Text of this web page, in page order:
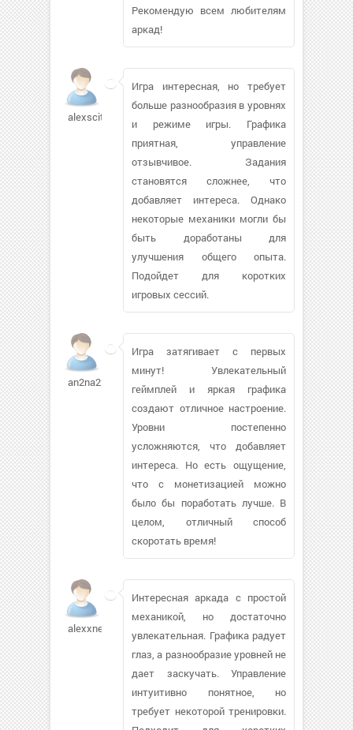
Рекомендую всем любителям
аркад!
alexscity
Игра интересная, но требует
больше разнообразия в уровнях
и режиме игры. Графика
приятная, управление
отзывчивое. Задания
становятся сложнее, что
добавляет интереса. Однако
некоторые механики могли бы
быть доработаны для
улучшения общего опыта.
Подойдет для коротких
игровых сессий.
an2na224
Игра затягивает с первых
минут! Увлекательный
геймплей и яркая графика
создают отличное настроение.
Уровни постепенно
усложняются, что добавляет
интереса. Но есть ощущение,
что с монетизацией можно
было бы поработать лучше. В
целом, отличный способ
скоротать время!
alexxnet1
Интересная аркада с простой
механикой, но достаточно
увлекательная. Графика радует
глаз, а разнообразие уровней не
дает заскучать. Управление
интуитивно понятное, но
требует некоторой тренировки.